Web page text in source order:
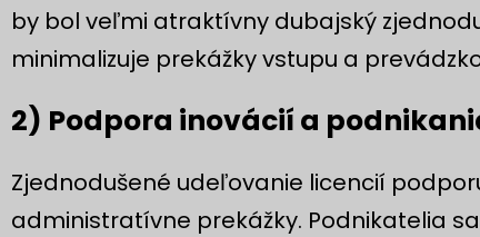
by bol veľmi atraktívny dubajský
minimalizuje prekážky vstupu a
2) Podpora inovácií a
Zjednodušené udeľovanie licencií
administratívne prekážky. Podnikatelia